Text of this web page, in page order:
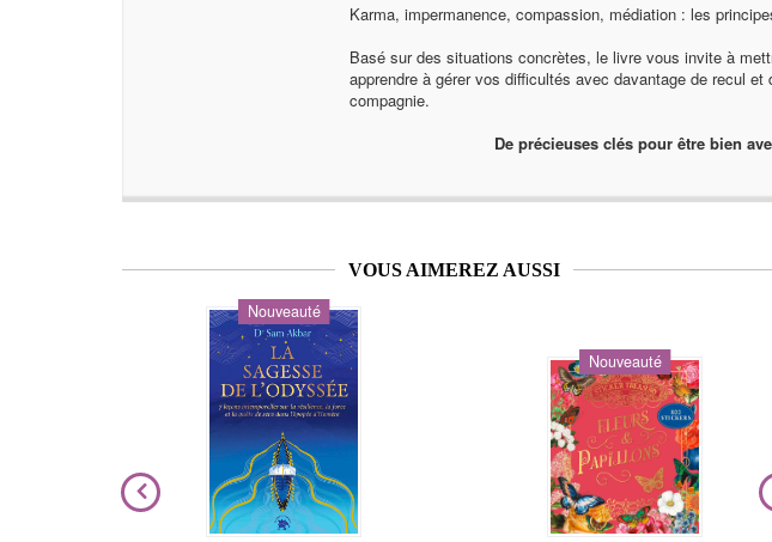
Karma, impermanence, compassion, médiation : les
Basé sur des situations concrètes, le livre vous invite à
apprendre à gérer vos difficultés avec davantage de recul
compagnie.
De précieuses clés pour être bien
VOUS AIMEREZ AUSSI
Nouveauté
Nouveauté